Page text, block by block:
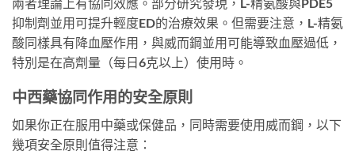
抑制劑並用可提升輕度ED的治療效果。但需要注意，L-精氨
酸同樣具有降血壓作用，與威而鋼並用可能導致血壓過低，
特別是在高劑量（每日6克以上）使用時。
中西藥協同作用的安全原則
如果你正在服用中藥或保健品，同時需要使用威而鋼，以下
幾項安全原則值得注意：